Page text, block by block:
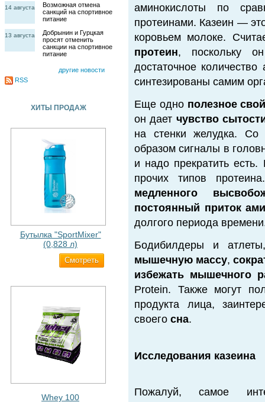
14 августа
Возможная отмена
санкций на спортивное
питание
13 августа
Добрынин и Гурцкая
просят отменить
санкции на спортивное
питание
другие новости
RSS
ХИТЫ ПРОДАЖ
Бутылка "SportMixer"
(0,828 л)
Cмотреть
Whey 100
аминокислоты по
протеинами. Казеин —
коровьем молоке.
протеин, поскольку
достаточное
синтезированы самим
Еще одно полезное
он дает чувство
на стенки желудка. Со
образом сигналы в
и надо прекратить
прочих типов
медленного
постоянный приток
долгого периода
Бодибилдеры и
мышечную массу,
избежать мышечного
Protein. Также могут
продукта лица,
своего сна.
Исследования казеина
Пожалуй, самое